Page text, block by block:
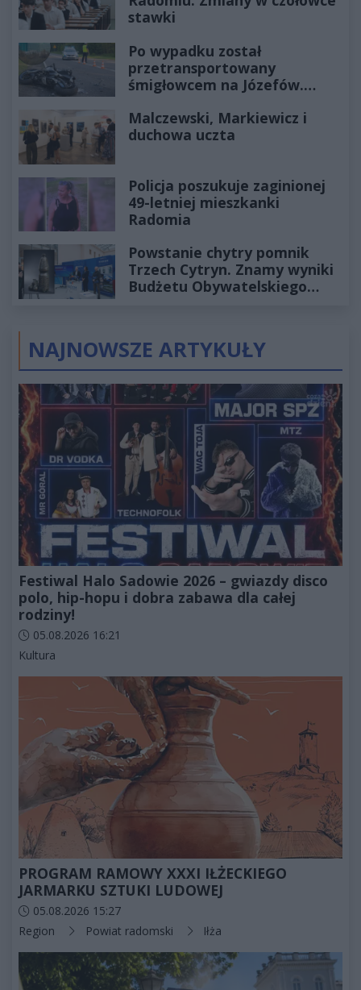
stawki
Po wypadku został
przetransportowany
śmigłowcem na Józefów.
Malczewski, Markiewicz i
duchowa uczta
Policja poszukuje zaginionej
49-letniej mieszkanki
Radomia
Powstanie chytry pomnik
Trzech Cytryn. Znamy wyniki
Budżetu Obywatelskiego
NAJNOWSZE ARTYKUŁY
Festiwal Halo Sadowie 2026 – gwiazdy disco
polo, hip-hopu i dobra zabawa dla całej
rodziny!
Data dodania artykułu:
05.08.2026 16:21
Kategorie artykułu:
Kultura
PROGRAM RAMOWY XXXI IŁŻECKIEGO
JARMARKU SZTUKI LUDOWEJ
Data dodania artykułu:
05.08.2026 15:27
Kategorie artykułu:
Region Powiat radomski Iłża